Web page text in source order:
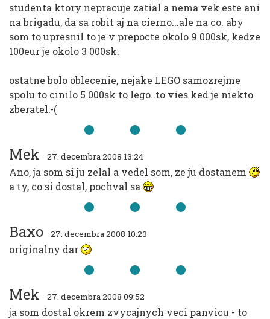
studenta ktory nepracuje zatial a nema vek este ani
na brigadu, da sa robit aj na cierno...ale na co. aby
som to upresnil to je v prepocte okolo 9 000sk, kedze
100eur je okolo 3 000sk.
ostatne bolo oblecenie, nejake LEGO samozrejme
spolu to cinilo 5 000sk to lego..to vies ked je niekto
zberatel:-(
Mek 27. decembra 2008 13:24
Ano, ja som si ju zelal a vedel som, ze ju dostanem
a ty, co si dostal, pochval sa
Baxo 27. decembra 2008 10:23
originalny dar
Mek 27. decembra 2008 09:52
ja som dostal okrem zvycajnych veci panvicu - to